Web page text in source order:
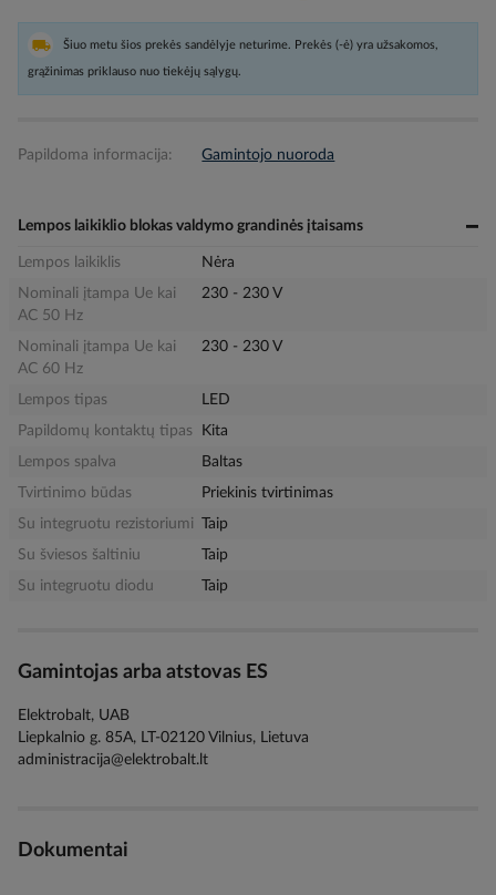
Šiuo metu šios prekės sandėlyje neturime. Prekės (-ė) yra užsakomos,
grąžinimas priklauso nuo tiekėjų sąlygų.
Papildoma informacija: Gamintojo nuoroda
Lempos laikiklio blokas valdymo grandinės įtaisams
Lempos laikiklis
Nėra
Nominali įtampa Ue kai
AC 50 Hz
230 - 230 V
Nominali įtampa Ue kai
AC 60 Hz
230 - 230 V
Lempos tipas
LED
Papildomų kontaktų tipas
Kita
Lempos spalva
Baltas
Tvirtinimo būdas
Priekinis tvirtinimas
Su integruotu rezistoriumi
Taip
Su šviesos šaltiniu
Taip
Su integruotu diodu
Taip
Gamintojas arba atstovas ES
Elektrobalt, UAB
Liepkalnio g. 85A, LT-02120 Vilnius, Lietuva
administracija@elektrobalt.lt
Dokumentai